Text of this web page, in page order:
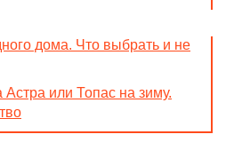
дома. Что выбрать и не
Астра или Топас на зиму.